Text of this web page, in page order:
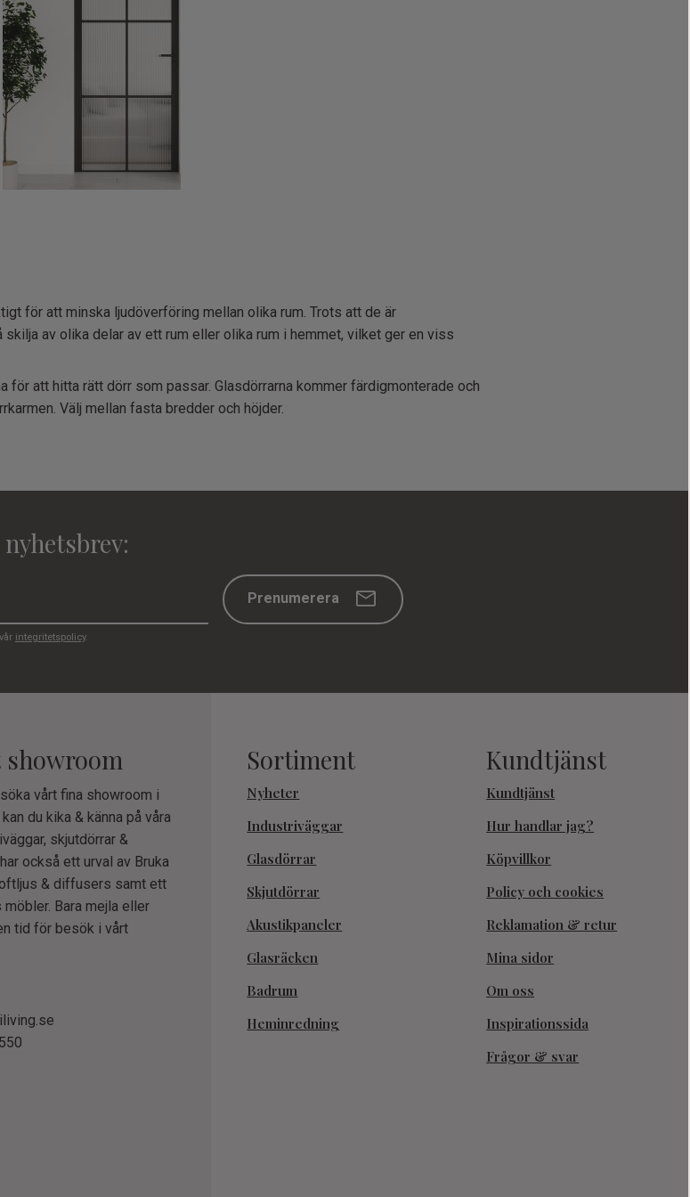
för att minska ljudöverföring mellan olika rum. Trots att de är
av olika delar av ett rum eller olika rum i hemmet, vilket ger en viss
för att hitta rätt dörr som passar. Glasdörrarna kommer färdigmonterade och
Välj mellan fasta bredder och höjder.
Prenumerera
integritetspolicy.
showroom
vårt fina showroom i
du kika & känna på våra
skjutdörrar &
också ett urval av Bruka
& diffusers samt ett
Bara mejla eller
tid för besök i vårt
Sortiment
Nyheter
Industriväggar
Glasdörrar
Skjutdörrar
Akustikpaneler
Glasräcken
Badrum
Heminredning
Kundtjänst
Kundtjänst
Hur handlar jag?
Köpvillkor
Policy och cookies
Reklamation & retur
Mina sidor
Om oss
Inspirationssida
Frågor & svar